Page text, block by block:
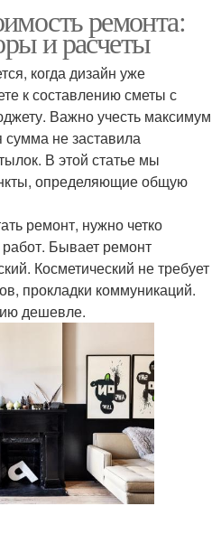
ремонта:
и расчеты
когда дизайн уже
к составлению сметы с
Важно учесть максимум
сумма не заставила
В этой статье мы
определяющие общую
ремонт, нужно четко
Бывает ремонт
Косметический не требует
прокладки коммуникаций.
дешевле.